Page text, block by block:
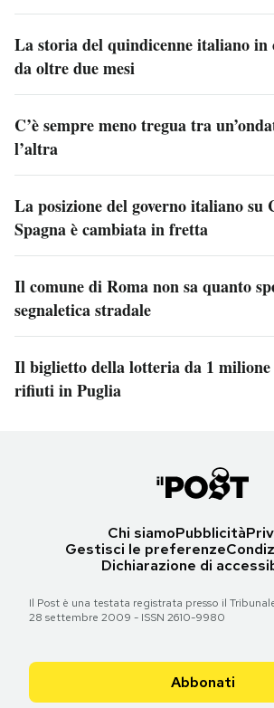
La storia del quindicenne italiano in
da oltre due mesi
C’è sempre meno tregua tra
l’altra
La posizione del governo italiano su
Spagna è cambiata in fretta
Il comune di Roma non sa quanto
segnaletica stradale
Il biglietto della lotteria da 1
rifiuti in Puglia
Chi siamoPubblicità
Gestisci le preferenze
Dichiarazione di
Il Post è una testata registrata presso il
28 settembre 2009 - ISSN 2610-9980
Abbonati